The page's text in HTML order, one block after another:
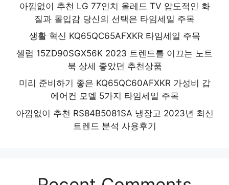
아낌없이 추천 LG 77인치 올레드 TV 압도적인 화
질과 몰입감 당신의 선택은 타임세일 주목
생활 혁신 KQ65QC65AFXKR 타임세일 주목
셀럽 15ZD90SGX56K 2023 트렌드를 이끄는 노트
북 상세 좋았던 추천상품
미리 준비하기 좋은 KQ65QC60AFXKR 가성비 갑
에어컨 모델 5가지 타임세일 주목
아낌없이 추천 RS84B5081SA 냉장고 2023년 최신
트렌드 분석 사용후기